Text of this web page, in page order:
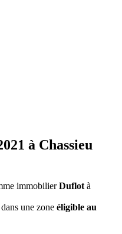
à Chassieu
immobilierDuflot à
une zone éligible au